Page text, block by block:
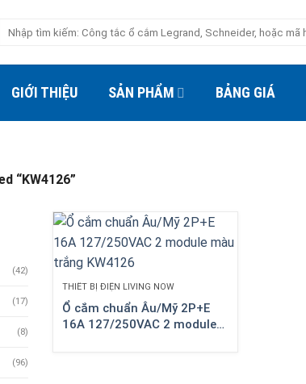
GIỚI THIỆU SẢN PHẨM BẢNG GIÁ
“KW4126”
(42)
(17)
(8)
(96)
THIẾT BỊ ĐIỆN LIVING NOW
Ổ cắm chuẩn Âu/Mỹ 2P+E
16A 127/250VAC 2 module